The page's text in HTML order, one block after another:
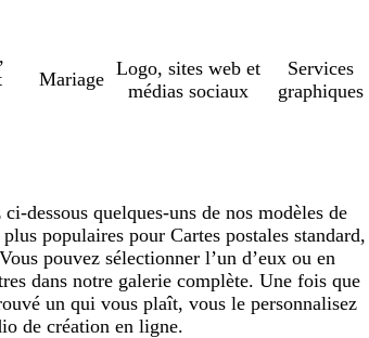
Mariage
Logo, sites web et
médias sociaux
Services
graphiques
dessous quelques-uns de nos modèles de
populaires pour Cartes postales standard,
pouvez sélectionner l’un d’eux ou en
dans notre galerie complète. Une fois que
un qui vous plaît, vous le personnalisez
de création en ligne.